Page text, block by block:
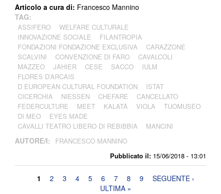
Pubblicato il: 15/06/2018 - 13:01
Articolo a cura di: Francesco Mannino
TAG:
ASSIFERO
WELFARE CULTURALE
INNOVAZIONE SOCIALE
FILANTROPIA
FONDAZIONI FONDAZIONE EXCLUSIVA
CARAZZONE
SCALVINI
CONVENZIONE DI FARO
CAVALCOLI
MAZZEO
JAHIER CESE SACCO
IULM
FLORES D’ARCAIS
D EUROPEAN CULTURAL FOUNDATION
ISTAT
CICERCHIA
NIESSEN CHEFARE
CANCELLATO
FEDERCULTURE
MEET KALATÀ VIOLA
TUOMUSEO
DI MEO
EYES MADE
CAVALLI TEATRO LIBERO DI REBIBBIA
MANCINI
AUTORE/I: FRANCESCO MANNINO
Pagine
1 2 3 4 5 6 7 8 9
SEGUENTE ›
ULTIMA »